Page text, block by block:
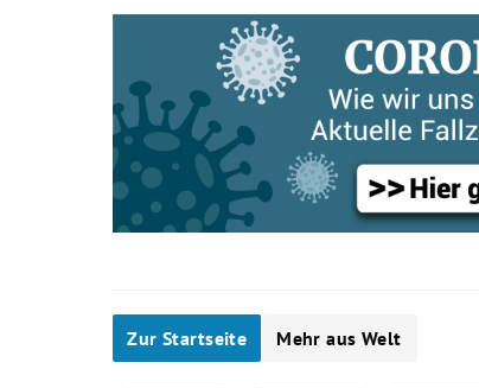
Zur Startseite Mehr aus Welt